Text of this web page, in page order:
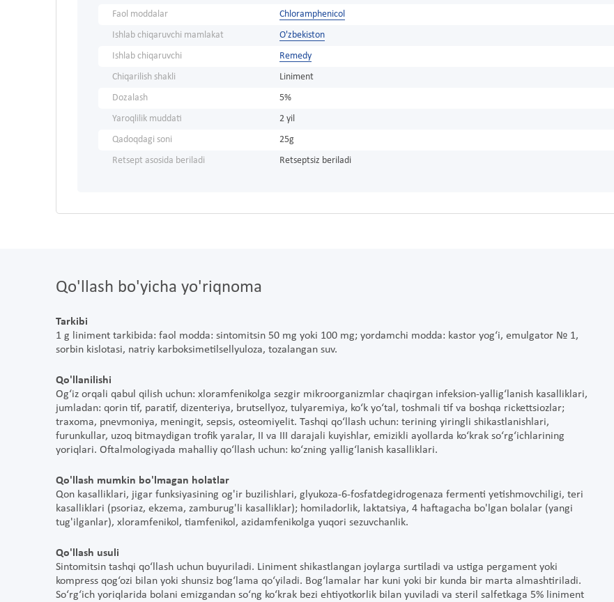
Faol moddalar
Chloramphenicol
Ishlab chiqaruvchi mamlakat
O'zbekiston
Ishlab chiqaruvchi
Remedy
Chiqarilish shakli
Liniment
Dozalash
5%
Yaroqlilik muddati
2 yil
Qadoqdagi soni
25g
Retsept asosida beriladi
Retseptsiz beriladi
Qo'llash bo'yicha yo'riqnoma
Tarkibi
1 g liniment tarkibida: faol modda: sintomitsin 50 mg yoki 100 mg; yordamchi modda: kastor yog‘i, emulgator № 1,
sorbin kislotasi, natriy karboksimetilsellyuloza, tozalangan suv.
Qo'llanilishi
Og‘iz orqali qabul qilish uchun: xloramfenikolga sezgir mikroorganizmlar chaqirgan infeksion-yallig‘lanish kasalliklari,
jumladan: qorin tif, paratif, dizenteriya, brutsellyoz, tulyaremiya, ko‘k yo‘tal, toshmali tif va boshqa rickettsiozlar;
traxoma, pnevmoniya, meningit, sepsis, osteomiyelit. Tashqi qo‘llash uchun: terining yiringli shikastlanishlari,
furunkullar, uzoq bitmaydigan trofik yaralar, II va III darajali kuyishlar, emizikli ayollarda ko‘krak so‘rg‘ichlarining
yoriqlari. Oftalmologiyada mahalliy qo‘llash uchun: ko‘zning yallig‘lanish kasalliklari.
Qo'llash mumkin bo'lmagan holatlar
Qon kasalliklari, jigar funksiyasining og'ir buzilishlari, glyukoza-6-fosfatdegidrogenaza fermenti yetishmovchiligi, teri
kasalliklari (psoriaz, ekzema, zamburug'li kasalliklar); homiladorlik, laktatsiya, 4 haftagacha bo'lgan bolalar (yangi
tug'ilganlar), xloramfenikol, tiamfenikol, azidamfenikolga yuqori sezuvchanlik.
Qo'llash usuli
Sintomitsin tashqi qo‘llash uchun buyuriladi. Liniment shikastlangan joylarga surtiladi va ustiga pergament yoki
kompress qog‘ozi bilan yoki shunsiz bog‘lama qo‘yiladi. Bog‘lamalar har kuni yoki bir kunda bir marta almashtiriladi.
So‘rg‘ich yoriqlarida bolani emizgandan so‘ng ko‘krak bezi ehtiyotkorlik bilan yuviladi va steril salfetkaga 5% liniment